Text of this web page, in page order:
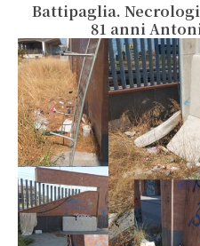
Battipaglia.
81 anni